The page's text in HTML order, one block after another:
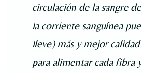
circulación de la sangre
la corriente sanguínea
lleve) más y mejor
para alimentar cada fibra